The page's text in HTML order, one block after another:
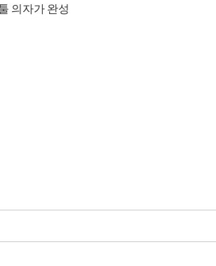
의자가 완성